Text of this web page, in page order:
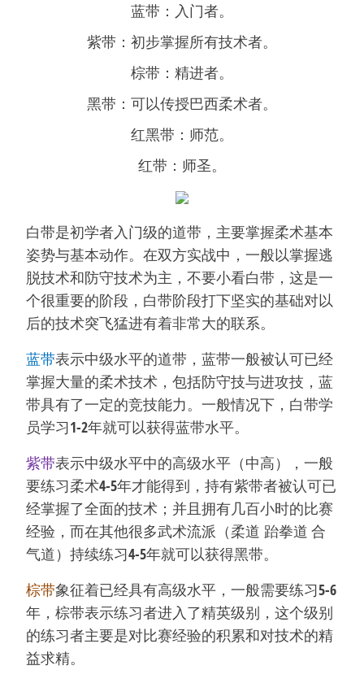
蓝带：入门者。
紫带：初步掌握所有技术者。
棕带：精进者。
黑带：可以传授巴西柔术者。
红黑带：师范。
红带：师圣。
白带是初学者入门级的道带，主要掌握柔术基本
姿势与基本动作。在双方实战中，一般以掌握逃
脱技术和防守技术为主，不要小看白带，这是一
个很重要的阶段，白带阶段打下坚实的基础对以
后的技术突飞猛进有着非常大的联系。
蓝带表示中级水平的道带，蓝带一般被认可已经
掌握大量的柔术技术，包括防守技与进攻技，蓝
带具有了一定的竞技能力。一般情况下，白带学
员学习1-2年就可以获得蓝带水平。
紫带表示中级水平中的高级水平（中高），一般
要练习柔术4-5年才能得到，持有紫带者被认可已
经掌握了全面的技术；并且拥有几百小时的比赛
经验，而在其他很多武术流派（柔道 跆拳道 合
气道）持续练习4-5年就可以获得黑带。
棕带象征着已经具有高级水平，一般需要练习5-6
年，棕带表示练习者进入了精英级别，这个级别
的练习者主要是对比赛经验的积累和对技术的精
益求精。